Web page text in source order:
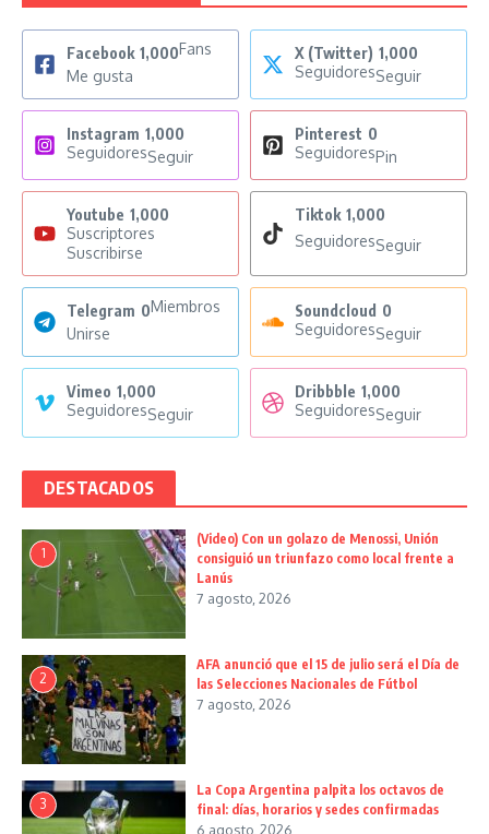
Facebook 1,000Fans
Me gusta
X (Twitter) 1,000
SeguidoresSeguir
Instagram 1,000
SeguidoresSeguir
Pinterest 0
SeguidoresPin
Youtube 1,000
Suscriptores
Suscribirse
Tiktok 1,000
SeguidoresSeguir
Telegram 0Miembros
Unirse
Soundcloud 0
SeguidoresSeguir
Vimeo 1,000
SeguidoresSeguir
Dribbble 1,000
SeguidoresSeguir
DESTACADOS
1
(Video) Con un golazo de Menossi, Unión
consiguió un triunfazo como local frente a
Lanús
7 agosto, 2026
2
AFA anunció que el 15 de julio será el Día de
las Selecciones Nacionales de Fútbol
7 agosto, 2026
3
La Copa Argentina palpita los octavos de
final: días, horarios y sedes confirmadas
6 agosto, 2026